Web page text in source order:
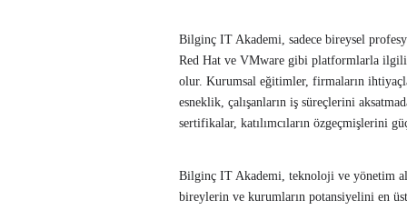
Bilginç IT Akademi, sadece bireysel
Red Hat ve VMware gibi platformlarla ilgili
olur. Kurumsal eğitimler, firmaların
esneklik, çalışanların iş süreçlerini
sertifikalar, katılımcıların özgeçmişlerini
Bilginç IT Akademi, teknoloji ve yönetim
bireylerin ve kurumların potansiyelini en